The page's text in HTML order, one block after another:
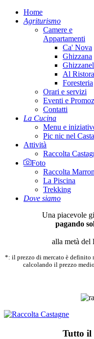
Home
Agriturismo
Camere e
Appartamenti
Ca' Nova
Ghizzana
Al
Foresteria
Orari e servizi
Eventi e
Contatti
La Cucina
Menu e
Pic nic nel
Attività
Raccolta
Foto
Raccolta
La Piscina
Trekking
Dove siamo
Una piacevole
pagando
alla metà del
*: il prezzo di mercato è definito
calcolando il prezzo
Tutto il